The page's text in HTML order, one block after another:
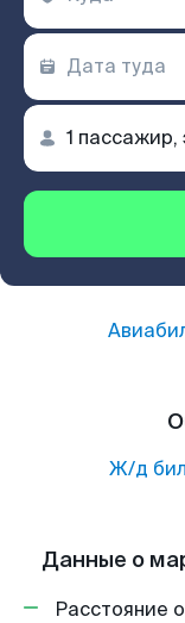
Ж/д
Данные о
Расстояние